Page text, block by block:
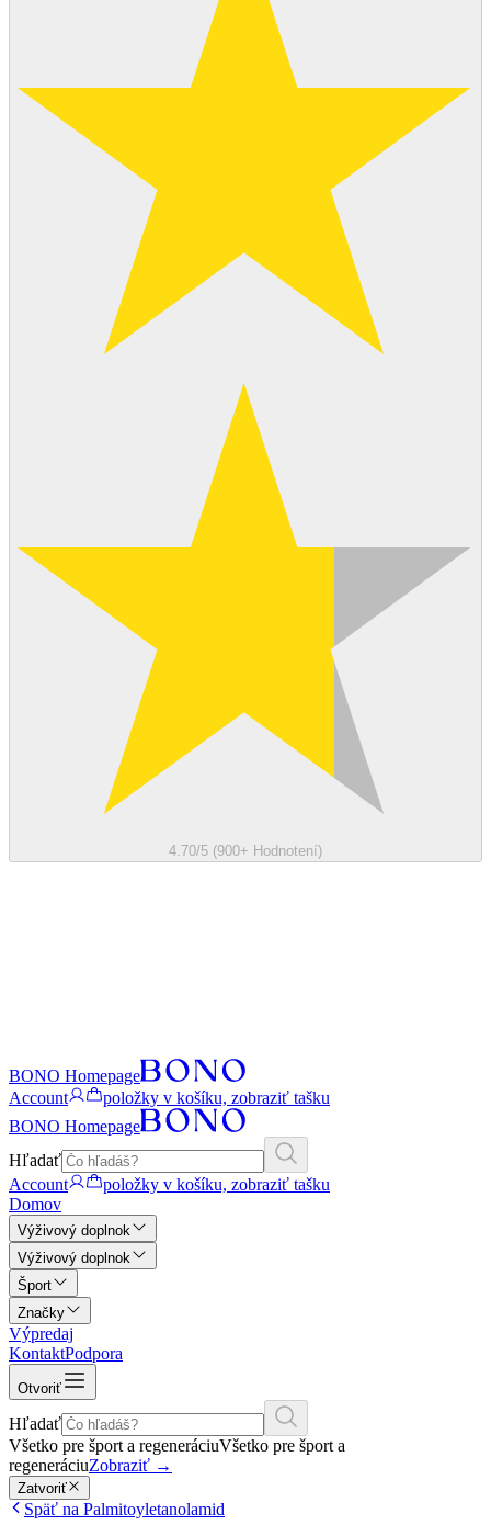
4.70/5 (900+ Hodnotení)
BONO Homepage
Account
položky v košíku, zobraziť tašku
BONO Homepage
Hľadať
Account
položky v košíku, zobraziť tašku
Domov
Výživový doplnok
Výživový doplnok
Šport
Značky
Výpredaj
KontaktPodpora
Otvoriť
Hľadať
Všetko pre šport a regeneráciuVšetko pre šport a
regeneráciuZobraziť →
Zatvoriť
Späť na Palmitoyletanolamid